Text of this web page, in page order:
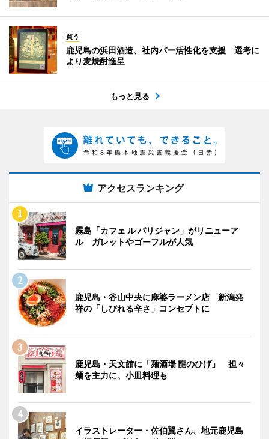
買う
鹿児島の浜田酒造、社内バー活性化を支援 選考に
より麦焼酎進呈
もっと見る
アクセスランキング
霧島「カフェ ル パリジャン」がリニューア
ル ガレットやゴーフルが人気
鹿児島・谷山中央に麻婆ラーメン店 新潟発
祥の「しびれる辛さ」コンセプトに
鹿児島・天文館に「麺酒場 龍のひげ」 担々
麺を主力に、小皿料理も
イラストレーター・佐伯翼さん、地元鹿児島